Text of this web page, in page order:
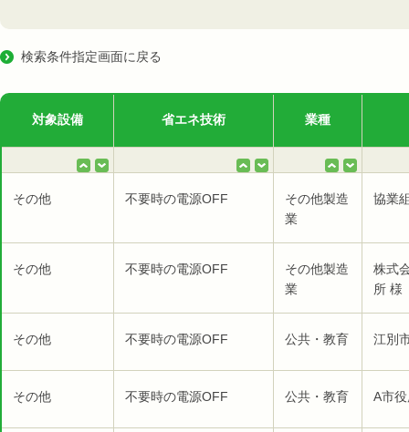
検索条件指定画面に戻る
対象設備 省エネ技術 業種
その他 不要時の電源OFF
その他製造
業
協業
その他 不要時の電源OFF
その他製造
業
株式
所 様
その他 不要時の電源OFF 公共・教育 江別
その他 不要時の電源OFF 公共・教育 A市